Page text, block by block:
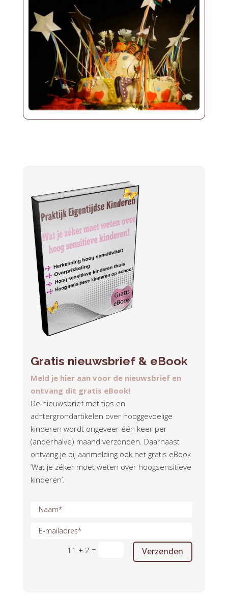
Gratis nieuwsbrief & eBook
Meld je hier aan voor de nieuwsbrief en
ontvang dit gratis eBook!
De nieuwsbrief met tips en
achtergrondartikelen over hooggevoelige
kinderen wordt ongeveer één keer per
(anderhalve) maand verzonden. Daarnaast
ontvang je bij aanmelding ook het gratis eBook
‘Wat je zéker moet weten over hoogsensitieve
kinderen’.
11 + 2 = Verzenden